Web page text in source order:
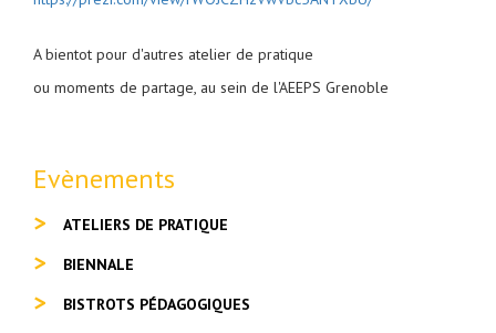
A bientot pour d'autres atelier de pratique
ou moments de partage, au sein de l'AEEPS Grenoble
Evènements
ATELIERS DE PRATIQUE
BIENNALE
BISTROTS PÉDAGOGIQUES